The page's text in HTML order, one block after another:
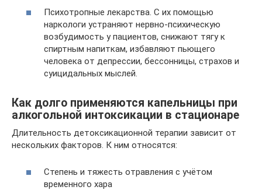
Психотропные лекарства. С их помощью
наркологи устраняют нервно-психическую
возбудимость у пациентов, снижают тягу к
спиртным напиткам, избавляют пьющего
человека от депрессии, бессонницы, страхов и
суицидальных мыслей.
Как долго применяются капельницы при
алкогольной интоксикации в стационаре
Длительность детоксикационной терапии зависит от
нескольких факторов. К ним относятся:
Степень и тяжесть отравления с учётом
временного хара